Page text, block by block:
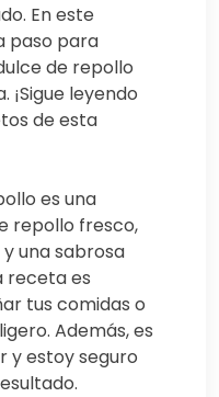
En este
paso para
de repollo
¡Sigue leyendo
de esta
es una
repollo fresco,
una sabrosa
receta es
tus comidas o
Además, es
y estoy seguro